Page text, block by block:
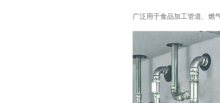
广泛用于食品加工管道、燃